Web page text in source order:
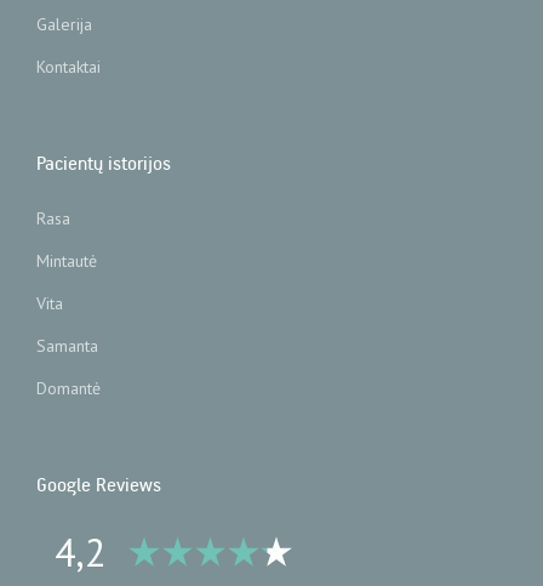
Galerija
Kontaktai
Pacientų istorijos
Rasa
Mintautė
Vita
Samanta
Domantė
Google Reviews
4,2